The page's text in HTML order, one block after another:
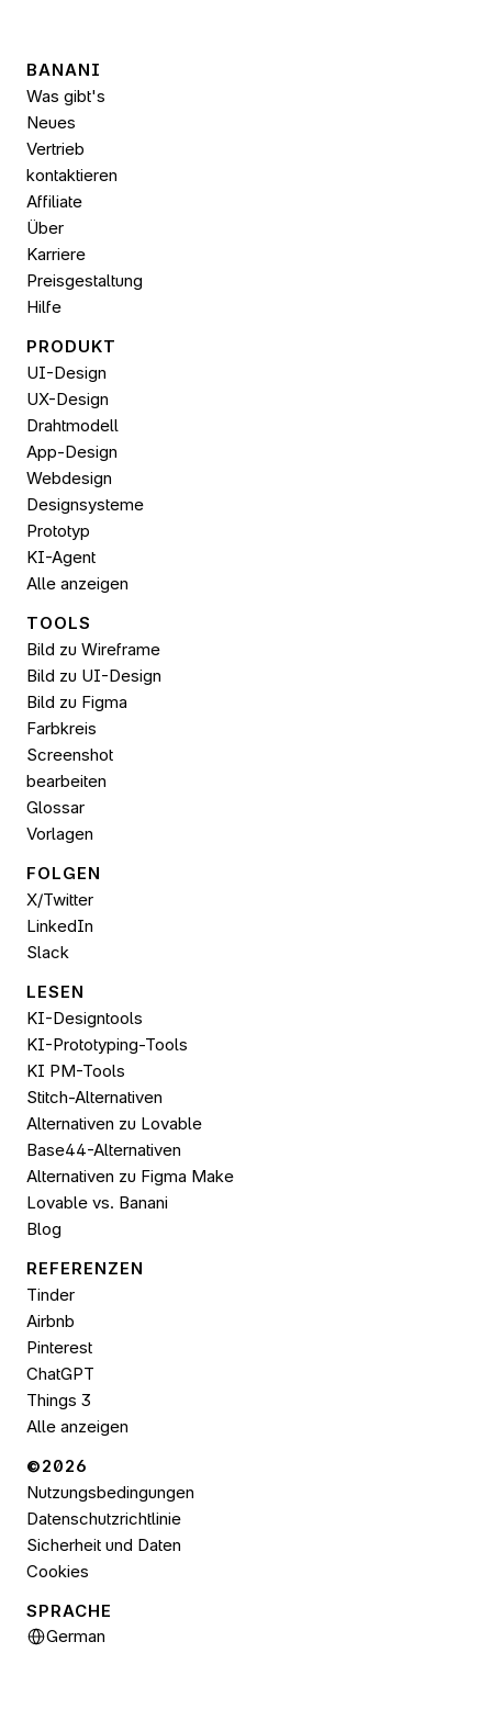
BANANI
Was gibt's
Neues
Vertrieb
kontaktieren
Affiliate
Über
Karriere
Preisgestaltung
Hilfe
PRODUKT
UI-Design
UX-Design
Drahtmodell
App-Design
Webdesign
Designsysteme
Prototyp
KI-Agent
Alle anzeigen
TOOLS
Bild zu Wireframe
Bild zu UI-Design
Bild zu Figma
Farbkreis
Screenshot
bearbeiten
Glossar
Vorlagen
FOLGEN
X/Twitter
LinkedIn
Slack
LESEN
KI-Designtools
KI-Prototyping-Tools
KI PM-Tools
Stitch-Alternativen
Alternativen zu Lovable
Base44-Alternativen
Alternativen zu Figma Make
Lovable vs. Banani
Blog
REFERENZEN
Tinder
Airbnb
Pinterest
ChatGPT
Things 3
Alle anzeigen
©2026
Nutzungsbedingungen
Datenschutzrichtlinie
Sicherheit und Daten
Cookies
SPRACHE
Select Language
German